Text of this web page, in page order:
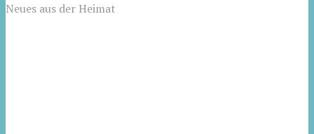
Neues aus der Heimat